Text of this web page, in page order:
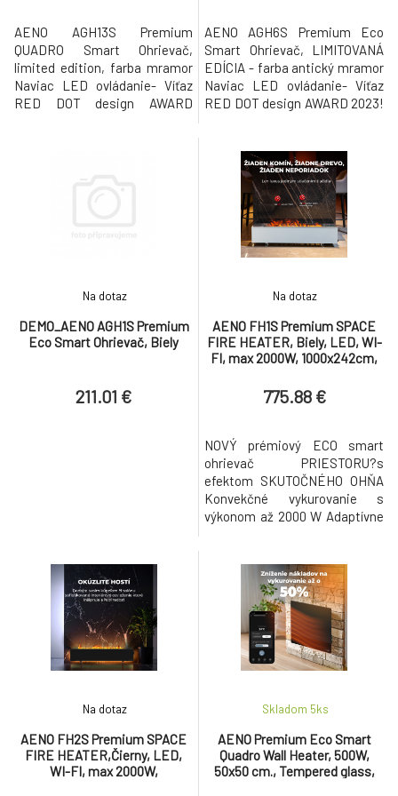
AENO AGH13S Premium
QUADRO Smart Ohrievač,
limited edition, farba mramor
Naviac LED ovládanie- Víťaz
RED DOT design AWARD
AENO AGH6S Premium Eco
Smart Ohrievač, LIMITOVANÁ
EDÍCIA - farba antický mramor
Naviac LED ovládanie- Víťaz
RED DOT design AWARD 2023!
infracervený ohrievac s
jedinecnou technológiou
ohrevu, ktorá vám ušetrí
peniaze od prvého spustenia!
Dokonalá kombinácia rýchleho
vykuro
DEMO_AENO AGH1S Premium
Eco Smart Ohrievač, Biely
Na dotaz
211.01 €
AENO FH1S Premium SPACE
FIRE HEATER, Biely, LED, WI-
FI, max 2000W, 1000x242cm,
Na dotaz
775.88 €
NOVÝ prémiový ECO smart
ohrievač PRIESTORU?s
efektom SKUTOČNÉHO OHŇA
Konvekčné vykurovanie s
výkonom až 2000 W Adaptívne
tlačidlá a otočný ovládač Efekt
SKUTOČNÉHO OHŇA s VODOU
až 72 hodín 12 farieb PLAMEŇA
pre jedinečnú atmosféru
Eloxovaný pieskovaný pravý
hliník Vyrobené v Poľs
AENO FH2S Premium SPACE
FIRE HEATER,Čierny, LED,
WI-FI, max 2000W,
Na dotaz
AENO Premium Eco Smart
Quadro Wall Heater, 500W,
50x50 cm., Tempered glass,
Skladom 5ks